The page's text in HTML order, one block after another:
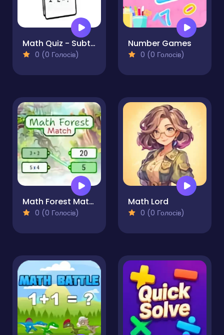
Math Quiz - Subtraction
0 (0 Голосів)
Number Games
0 (0 Голосів)
Math Forest Match
0 (0 Голосів)
Math Lord
0 (0 Голосів)